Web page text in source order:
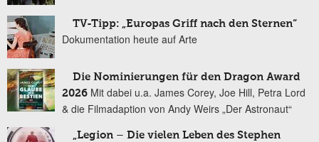
TV-Tipp: „Europas Griff nach den Sternen“
Dokumentation heute auf Arte
Die Nominierungen für den Dragon Award
2026 Mit dabei u.a. James Corey, Joe Hill, Petra Lord
& die Filmadaption von Andy Weirs „Der Astronaut“
„Legion – Die vielen Leben des Stephen